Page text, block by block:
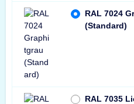
RAL 7024
(Standard)
RAL 7035